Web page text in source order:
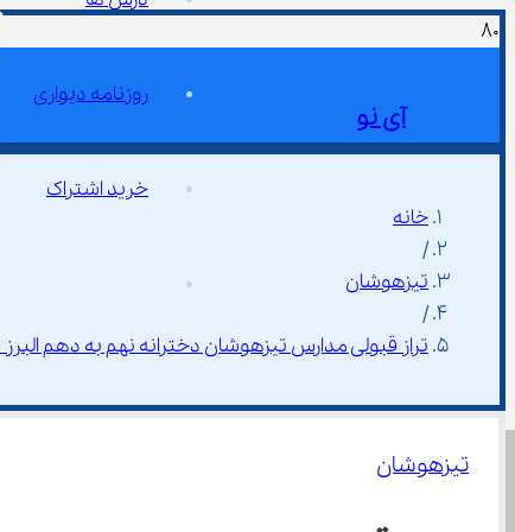
آی نو
روزنامه دیواری
خرید اشتراک
خانه
/
تیزهوشان
/
تراز قبولی مدارس تیزهوشان دخترانه نهم به دهم البرز ۱۴۰۴
تیزهوشان